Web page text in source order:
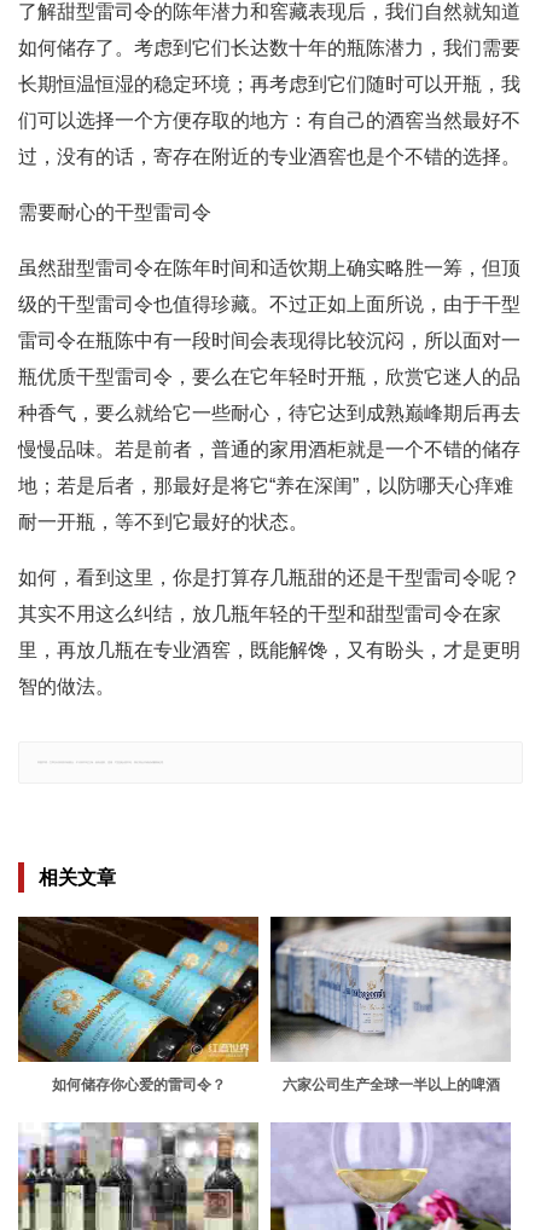
了解甜型雷司令的陈年潜力和窖藏表现后，我们自然就知道
如何储存了。考虑到它们长达数十年的瓶陈潜力，我们需要
长期恒温恒湿的稳定环境；再考虑到它们随时可以开瓶，我
们可以选择一个方便存取的地方：有自己的酒窖当然最好不
过，没有的话，寄存在附近的专业酒窖也是个不错的选择。
需要耐心的干型雷司令
虽然甜型雷司令在陈年时间和适饮期上确实略胜一筹，但顶
级的干型雷司令也值得珍藏。不过正如上面所说，由于干型
雷司令在瓶陈中有一段时间会表现得比较沉闷，所以面对一
瓶优质干型雷司令，要么在它年轻时开瓶，欣赏它迷人的品
种香气，要么就给它一些耐心，待它达到成熟巅峰期后再去
慢慢品味。若是前者，普通的家用酒柜就是一个不错的储存
地；若是后者，那最好是将它“养在深闺”，以防哪天心痒难
耐一开瓶，等不到它最好的状态。
如何，看到这里，你是打算存几瓶甜的还是干型雷司令呢？
其实不用这么纠结，放几瓶年轻的干型和甜型雷司令在家
里，再放几瓶在专业酒窖，既能解馋，又有盼头，才是更明
智的做法。
郑重声明：文章仅代表原作者观点，不代表本站立场；如有侵权、违规，可直接反馈本站，我们将会作修改或删除处理。
相关文章
如何储存你心爱的雷司令？ 六家公司生产全球一半以上的啤酒